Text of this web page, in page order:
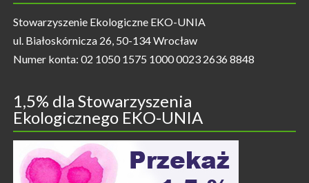
Stowarzyszenie Ekologiczne EKO-UNIA
ul. Białoskórnicza 26, 50-134 Wrocław
Numer konta: 02 1050 1575 1000 0023 2636 8848
1,5% dla Stowarzyszenia
Ekologicznego EKO-UNIA